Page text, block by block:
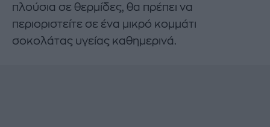
πλούσια σε θερμίδες, θα πρέπει να
περιοριστείτε σε ένα μικρό κομμάτι
σοκολάτας υγείας καθημερινά.